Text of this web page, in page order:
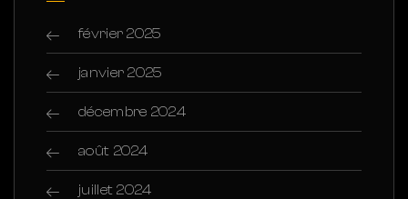
février 2025
janvier 2025
décembre 2024
août 2024
juillet 2024